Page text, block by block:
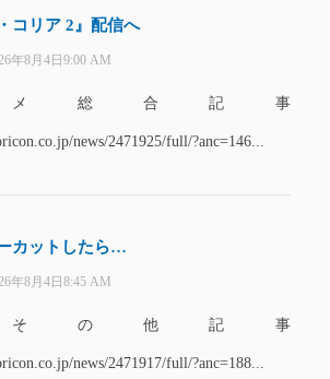
コリア 2』配信へ
年8月4日9:00 AM
総合記事
news/2471925/full/?anc=146...
カットしたら…
年8月4日8:45 AM
の他記事
news/2471917/full/?anc=188...